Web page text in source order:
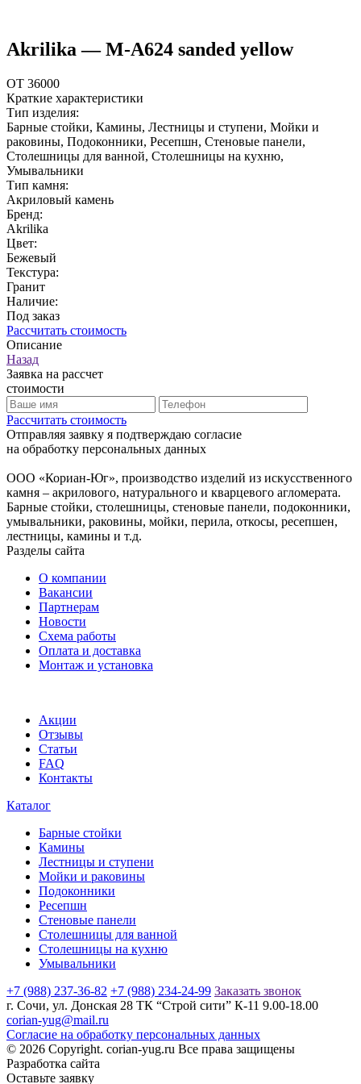
Akrilika — M-A624 sanded yellow
ОТ 36000
Краткие характеристики
Тип изделия:
Барные стойки, Камины, Лестницы и ступени, Мойки и
раковины, Подоконники, Ресепшн, Стеновые панели,
Столешницы для ванной, Столешницы на кухню,
Умывальники
Тип камня:
Акриловый камень
Бренд:
Akrilika
Цвет:
Бежевый
Текстура:
Гранит
Наличие:
Под заказ
Рассчитать стоимость
Описание
Назад
Заявка на рассчет
стоимости
Рассчитать стоимость
Отправляя заявку я подтверждаю согласие
на обработку персональных данных
ООО «Кориан-Юг», производство изделий из искусственного
камня – акрилового, натурального и кварцевого агломерата.
Барные стойки, столешницы, стеновые панели, подоконники,
умывальники, раковины, мойки, перила, откосы, ресепшен,
лестницы, камины и т.д.
Разделы сайта
О компании
Вакансии
Партнерам
Новости
Схема работы
Оплата и доставка
Монтаж и установка
Акции
Отзывы
Статьи
FAQ
Контакты
Каталог
Барные стойки
Камины
Лестницы и ступени
Мойки и раковины
Подоконники
Ресепшн
Стеновые панели
Столешницы для ванной
Столешницы на кухню
Умывальники
+7 (988) 237-36-82 +7 (988) 234-24-99 Заказать звонок
г. Сочи, ул. Донская 28 ТК “Строй сити” К-11 9.00-18.00
corian-yug@mail.ru
Согласие на обработку персональных данных
© 2026 Copyright. corian-yug.ru Все права защищены
Разработка сайта
Оставьте заявку